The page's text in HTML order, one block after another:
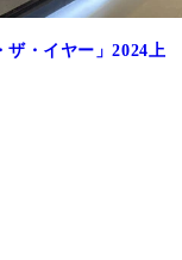
・イヤー」2024上